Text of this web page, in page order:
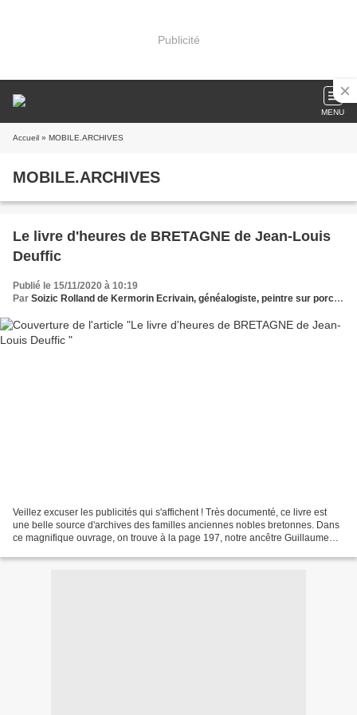
Publicité
MENU
Accueil » MOBILE.ARCHIVES
MOBILE.ARCHIVES
Le livre d'heures de BRETAGNE de Jean-Louis
Deuffic
Publié le 15/11/2020 à 10:19
Par Soizic Rolland de Kermorin Ecrivain, généalogiste, peintre sur porcelaine
Veillez excuser les publicités qui s'affichent ! Très documenté, ce livre est
une belle source d'archives des familles anciennes nobles bretonnes. Dans
ce magnifique ouvrage, on trouve à la page 197, notre ancêtre Guillaume